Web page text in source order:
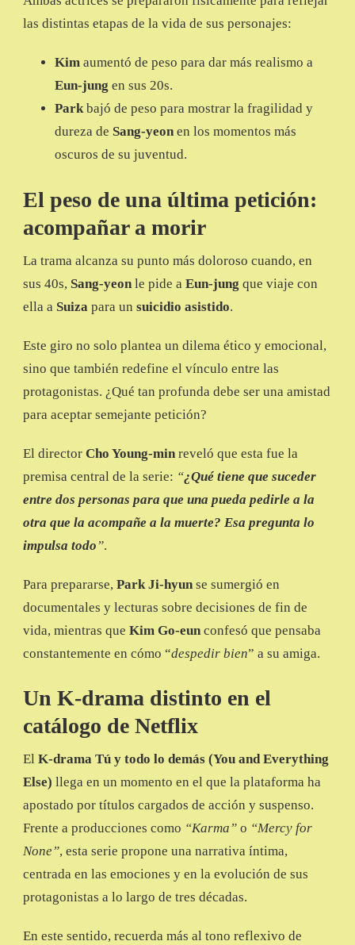
las distintas etapas de la vida de sus personajes:
Kim aumentó de peso para dar más realismo a
Eun-jung en sus 20s.
Park bajó de peso para mostrar la fragilidad y
dureza de Sang-yeon en los momentos más
oscuros de su juventud.
El peso de una última petición:
acompañar a morir
La trama alcanza su punto más doloroso cuando, en
sus 40s, Sang-yeon le pide a Eun-jung que viaje con
ella a Suiza para un suicidio asistido.
Este giro no solo plantea un dilema ético y emocional,
sino que también redefine el vínculo entre las
protagonistas. ¿Qué tan profunda debe ser una amistad
para aceptar semejante petición?
El director Cho Young-min reveló que esta fue la
premisa central de la serie: “¿Qué tiene que suceder
entre dos personas para que una pueda pedirle a la
otra que la acompañe a la muerte? Esa pregunta lo
impulsa todo”.
Para prepararse, Park Ji-hyun se sumergió en
documentales y lecturas sobre decisiones de fin de
vida, mientras que Kim Go-eun confesó que pensaba
constantemente en cómo “despedir bien” a su amiga.
Un K-drama distinto en el
catálogo de Netflix
El K-drama Tú y todo lo demás (You and Everything
Else) llega en un momento en el que la plataforma ha
apostado por títulos cargados de acción y suspenso.
Frente a producciones como “Karma” o “Mercy for
None”, esta serie propone una narrativa íntima,
centrada en las emociones y en la evolución de sus
protagonistas a lo largo de tres décadas.
En este sentido, recuerda más al tono reflexivo de